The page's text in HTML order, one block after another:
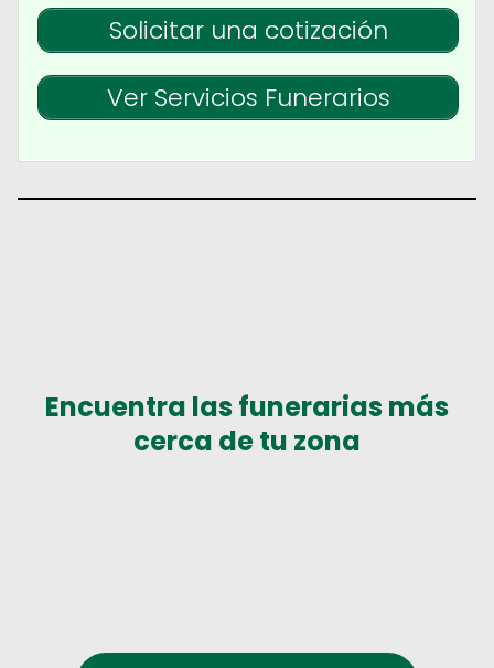
Solicitar una cotización
Ver Servicios Funerarios
Encuentra las funerarias más
cerca de tu zona